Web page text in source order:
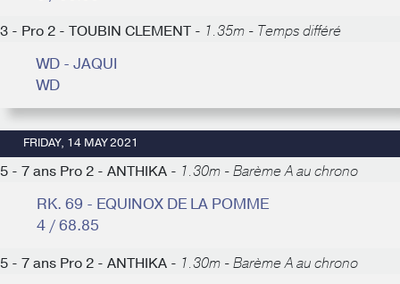
3 - Pro 2 - TOUBIN CLEMENT - 1.35m - Temps différé
WD - JAQUI
WD
FRIDAY, 14 MAY 2021
5 - 7 ans Pro 2 - ANTHIKA - 1.30m - Barème A au chrono
RK. 69 - EQUINOX DE LA POMME
4 / 68.85
5 - 7 ans Pro 2 - ANTHIKA - 1.30m - Barème A au chrono